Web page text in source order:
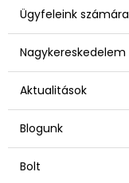
Ügyfeleink számára
Nagykereskedelem
Aktualitások
Blogunk
Bolt